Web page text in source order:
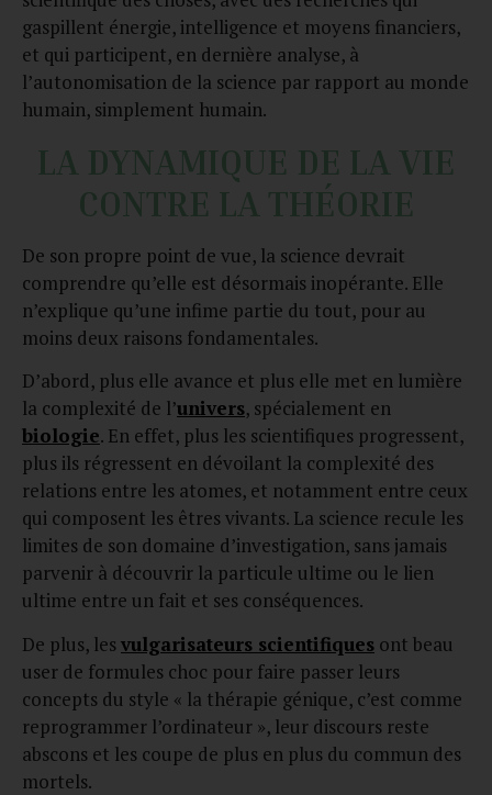
gaspillent énergie, intelligence et moyens financiers,
et qui participent, en dernière analyse, à
l’autonomisation de la science par rapport au monde
humain, simplement humain.
LA DYNAMIQUE DE LA VIE
CONTRE LA THÉORIE
De son propre point de vue, la science devrait
comprendre qu’elle est désormais inopérante. Elle
n’explique qu’une infime partie du tout, pour au
moins deux raisons fondamentales.
D’abord, plus elle avance et plus elle met en lumière
la complexité de l’univers, spécialement en
biologie. En effet, plus les scientifiques progressent,
plus ils régressent en dévoilant la complexité des
relations entre les atomes, et notamment entre ceux
qui composent les êtres vivants. La science recule les
limites de son domaine d’investigation, sans jamais
parvenir à découvrir la particule ultime ou le lien
ultime entre un fait et ses conséquences.
De plus, lesvulgarisateurs scientifiques ont beau
user de formules choc pour faire passer leurs
concepts du style « la thérapie génique, c’est comme
reprogrammer l’ordinateur », leur discours reste
abscons et les coupe de plus en plus du commun des
mortels.